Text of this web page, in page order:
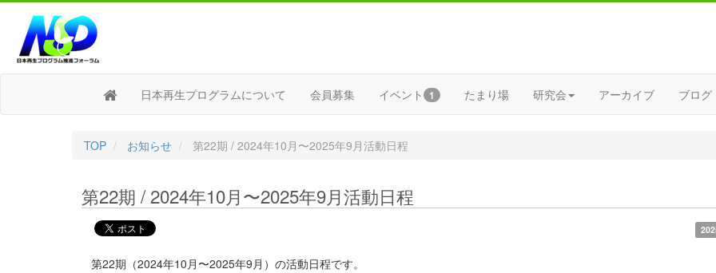
日本再生プログラムについて 会員募集 イベント 1 たまり場 研究会 アーカイブ ブログ
TOP お知らせ 第22期 / 2024年10月〜2025年9月活動日程
第22期 / 2024年10月〜2025年9月活動日程
第22期（2024年10月〜2025年9月）の活動日程です。